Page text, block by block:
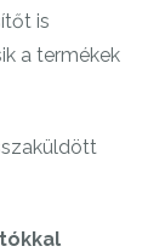
is
a termékek